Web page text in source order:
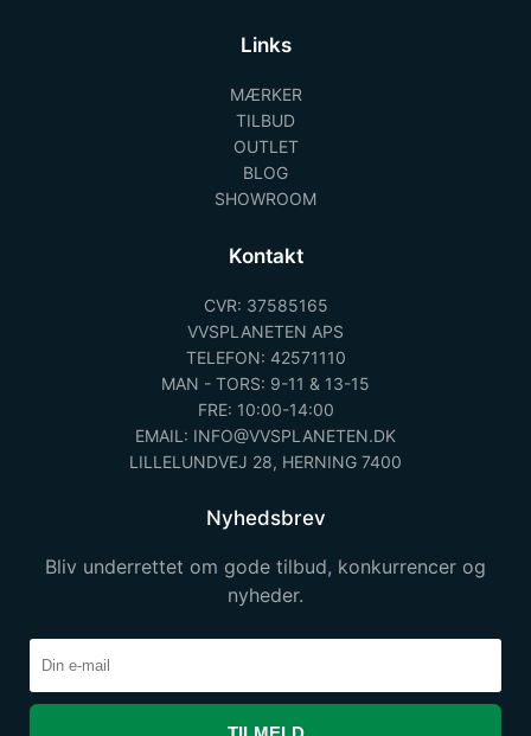
Links
MÆRKER
TILBUD
OUTLET
BLOG
SHOWROOM
Kontakt
CVR: 37585165
VVSPLANETEN APS
TELEFON: 42571110
MAN - TORS: 9-11 & 13-15
FRE: 10:00-14:00
EMAIL: INFO@VVSPLANETEN.DK
LILLELUNDVEJ 28, HERNING 7400
Nyhedsbrev
Bliv underrettet om gode tilbud, konkurrencer og
nyheder.